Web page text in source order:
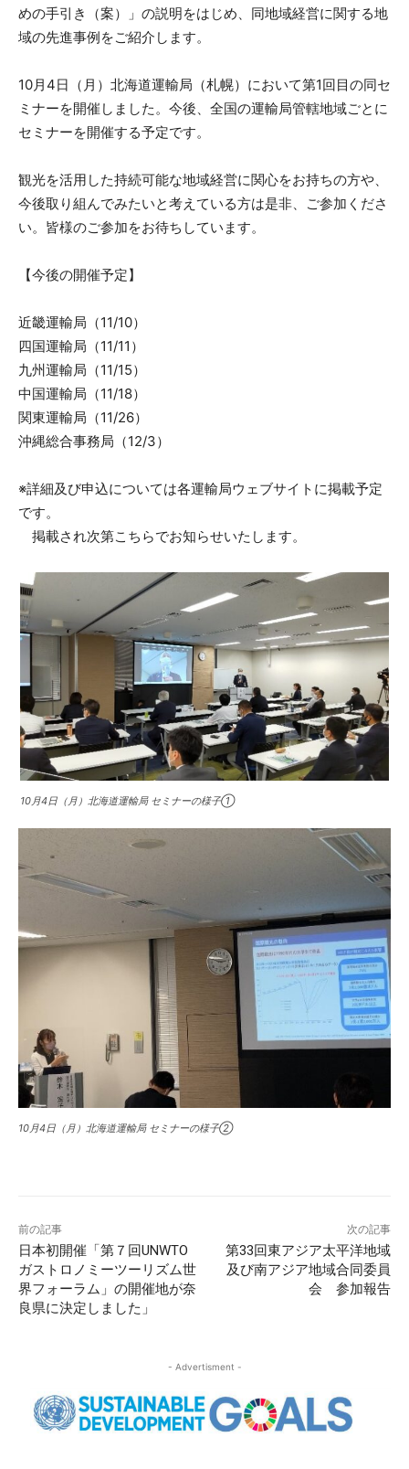
めの手引き（案）」の説明をはじめ、同地域経営に関する地
域の先進事例をご紹介します。
10月4日（月）北海道運輸局（札幌）において第1回目の同セ
ミナーを開催しました。今後、全国の運輸局管轄地域ごとに
セミナーを開催する予定です。
観光を活用した持続可能な地域経営に関心をお持ちの方や、
今後取り組んでみたいと考えている方は是非、ご参加くださ
い。皆様のご参加をお待ちしています。
【今後の開催予定】
近畿運輸局（11/10）
四国運輸局（11/11）
九州運輸局（11/15）
中国運輸局（11/18）
関東運輸局（11/26）
沖縄総合事務局（12/3）
※詳細及び申込については各運輸局ウェブサイトに掲載予定
です。
掲載され次第こちらでお知らせいたします。
10月4日（月）北海道運輸局 セミナーの様子①
10月4日（月）北海道運輸局 セミナーの様子②
前の記事
日本初開催「第７回UNWTO
ガストロノミーツーリズム世
界フォーラム」の開催地が奈
良県に決定しました」
次の記事
第33回東アジア太平洋地域
及び南アジア地域合同委員
会 参加報告
- Advertisment -